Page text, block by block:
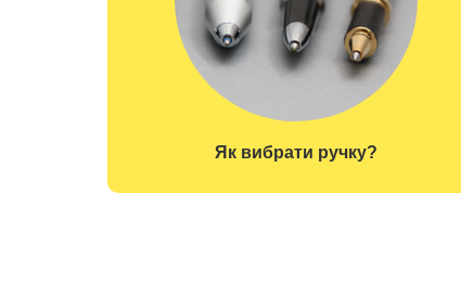
Як вибрати ручку?